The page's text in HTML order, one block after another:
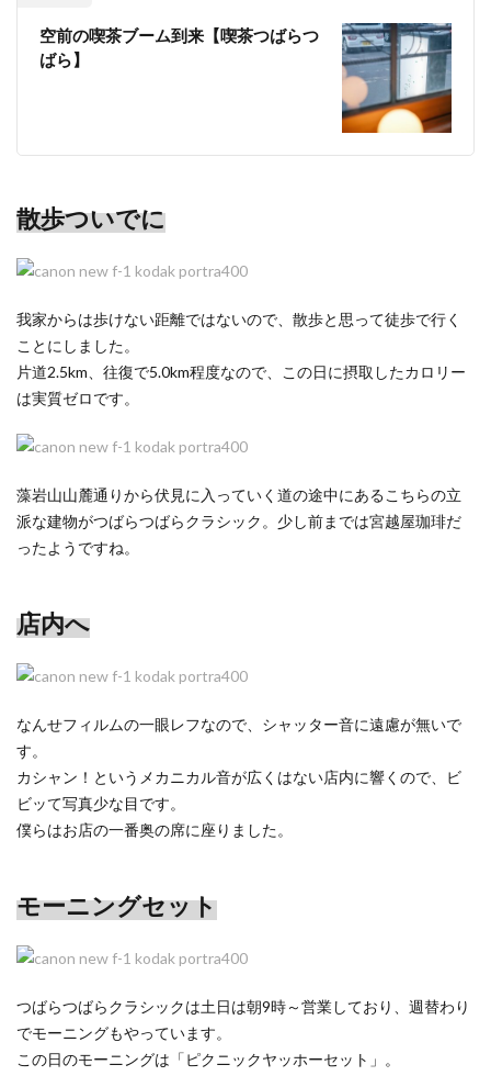
空前の喫茶ブーム到来【喫茶つばらつ
ばら】
散歩ついでに
我家からは歩けない距離ではないので、散歩と思って徒歩で行く
ことにしました。
片道2.5km、往復で5.0km程度なので、この日に摂取したカロリー
は実質ゼロです。
藻岩山山麓通りから伏見に入っていく道の途中にあるこちらの立
派な建物がつばらつばらクラシック。少し前までは宮越屋珈琲だ
ったようですね。
店内へ
なんせフィルムの一眼レフなので、シャッター音に遠慮が無いで
す。
カシャン！というメカニカル音が広くはない店内に響くので、ビ
ビッて写真少な目です。
僕らはお店の一番奥の席に座りました。
モーニングセット
つばらつばらクラシックは土日は朝9時～営業しており、週替わり
でモーニングもやっています。
この日のモーニングは「ピクニックヤッホーセット」。